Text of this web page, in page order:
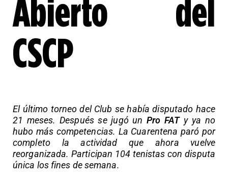
Abierto del
CSCP
El último torneo del Club se había disputado hace
21 meses. Después se jugó unPro FATy ya no
hubo más competencias. La Cuarentena paró por
completo la actividad que ahora vuelve
reorganizada. Participan 104 tenistas con disputa
única los fines de semana.